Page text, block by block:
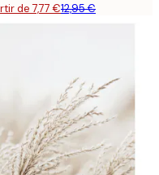
de 7,77 €12,95 €